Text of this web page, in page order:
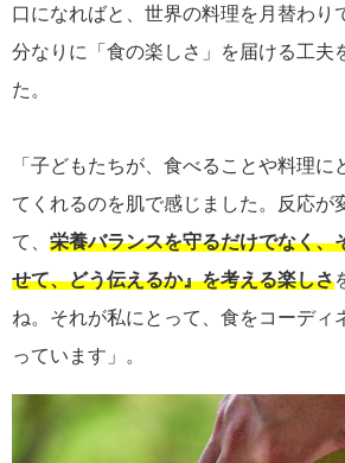
口になればと、世界の料理を月替わり
分なりに「食の楽しさ」を届ける工夫
た。
「子どもたちが、食べることや料理に
てくれるのを肌で感じました。反応が
て、 栄養バランスを守るだけでなく、
せて、どう伝えるか』を考える楽しさ
ね。それが私にとって、食をコーディ
っています」。